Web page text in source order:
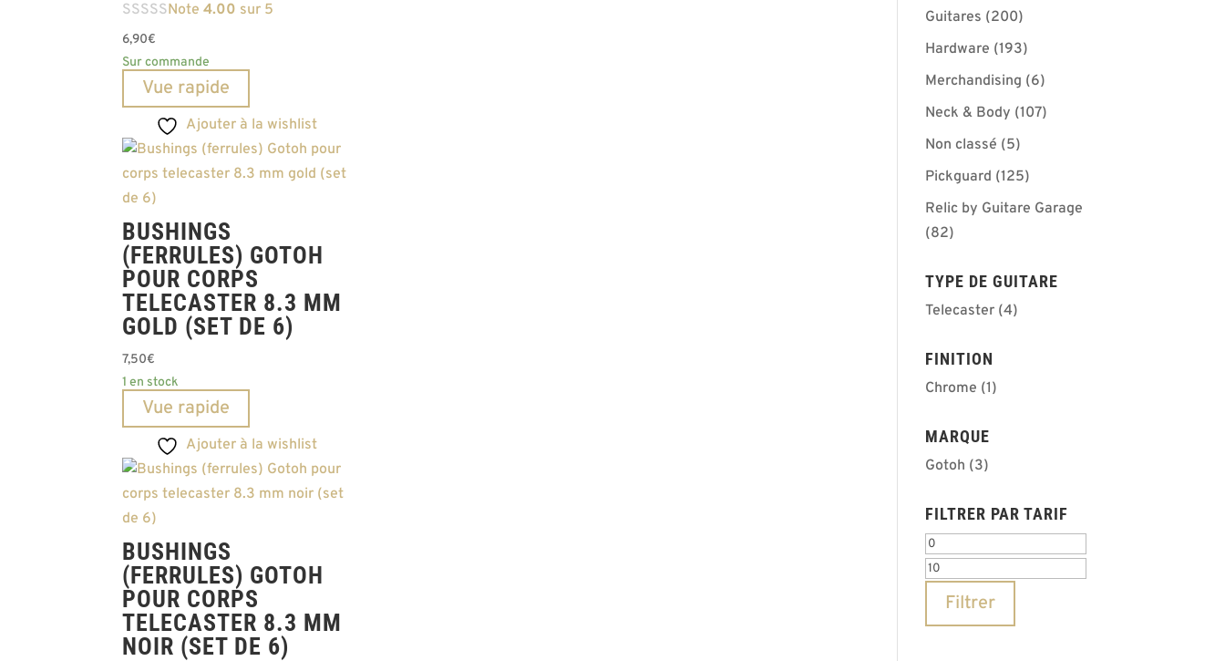
Note4.00 sur 5
6,90€
Sur commande
Vue rapide
Ajouter à la wishlist
BUSHINGS
(FERRULES) GOTOH
POUR CORPS
TELECASTER 8.3 MM
GOLD (SET DE 6)
7,50€
1 en stock
Vue rapide
Ajouter à la wishlist
BUSHINGS
(FERRULES) GOTOH
POUR CORPS
TELECASTER 8.3 MM
NOIR (SET DE 6)
Guitares (200)
Hardware (193)
Merchandising (6)
Neck & Body (107)
Non classé (5)
Pickguard (125)
Relic by Guitare Garage
(82)
TYPE DE GUITARE
Telecaster (4)
FINITION
Chrome (1)
MARQUE
Gotoh (3)
FILTRER PAR TARIF
Prix
min
Filtrer